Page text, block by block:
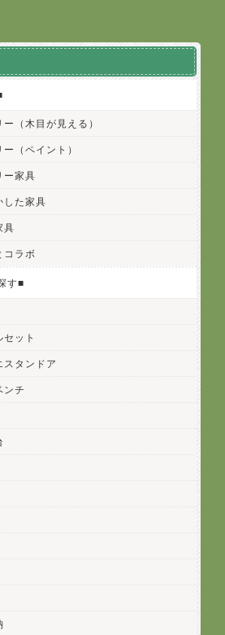
（木目が見える）
（ペイント）
ー家具
した家具
具
ラボ
す■
ット
スタンドア
ンチ